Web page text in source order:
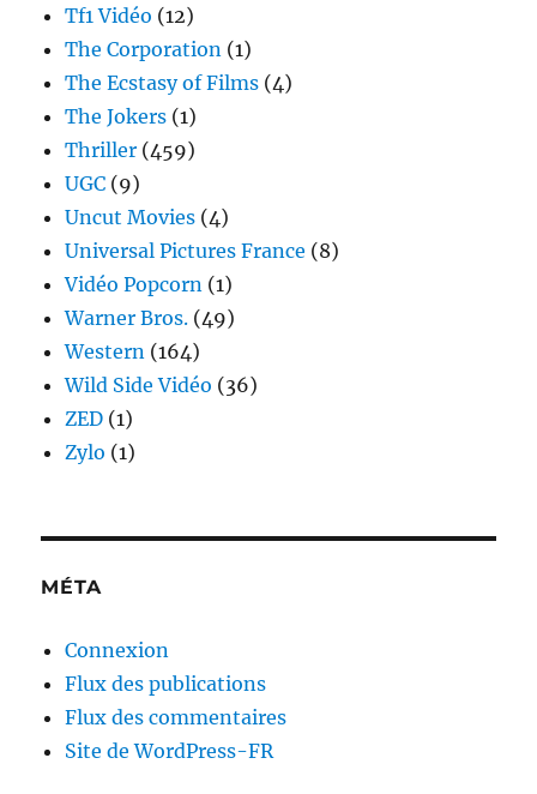
Tf1 Vidéo (12)
The Corporation (1)
The Ecstasy of Films (4)
The Jokers (1)
Thriller (459)
UGC (9)
Uncut Movies (4)
Universal Pictures France (8)
Vidéo Popcorn (1)
Warner Bros. (49)
Western (164)
Wild Side Vidéo (36)
ZED (1)
Zylo (1)
MÉTA
Connexion
Flux des publications
Flux des commentaires
Site de WordPress-FR